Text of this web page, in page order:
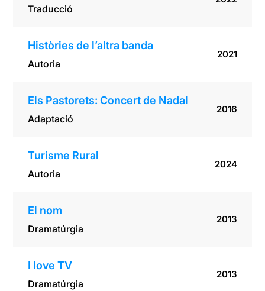
Traducció
Històries de l’altra banda
Autoria
2021
Els Pastorets: Concert de Nadal
Adaptació
2016
Turisme Rural
Autoria
2024
El nom
Dramatúrgia
2013
I love TV
Dramatúrgia
2013